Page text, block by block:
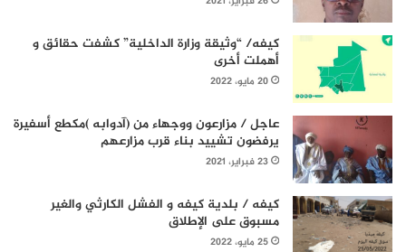
كيفه/ “وثيقة وزارة الداخلية” كشفت حقائق و
أهملت أخرى
20 مايو، 2022
عاجل / مزارعون ووجهاء من (آدوابه )مكطع أسفيرة
يرفضون تشييد بناء قرب مزارعهم
23 فبراير، 2021
كيفه / بلدية كيفه و الفشل الكارثي والغير
مسبوق على الإطلاق
25 مايو، 2022